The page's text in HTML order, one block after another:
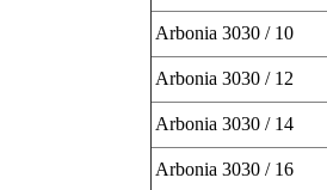
Arbonia 3030 / 10
Arbonia 3030 / 12
Arbonia 3030 / 14
Arbonia 3030 / 16